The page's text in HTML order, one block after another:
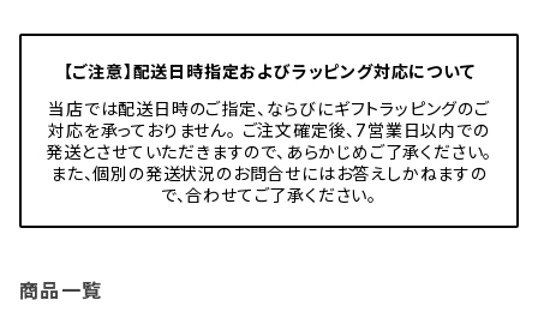
【ご注意】配送日時指定およびラッピング対応について
当店では配送日時のご指定、ならびにギフトラッピングのご
対応を承っておりません。 ご注文確定後、7営業日以内での
発送とさせていただきますので、あらかじめご了承ください。
また、個別の発送状況のお問合せにはお答えしかねますの
で、合わせてご了承ください。
商品一覧